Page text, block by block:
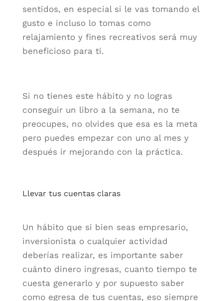
sentidos, en especial si le vas tomando el
gusto e incluso lo tomas como
relajamiento y fines recreativos será muy
beneficioso para ti.
Si no tienes este hábito y no logras
conseguir un libro a la semana, no te
preocupes, no olvides que esa es la meta
pero puedes empezar con uno al mes y
después ir mejorando con la práctica.
Llevar tus cuentas claras
Un hábito que si bien seas empresario,
inversionista o cualquier actividad
deberías realizar, es importante saber
cuánto dinero ingresas, cuanto tiempo te
cuesta generarlo y por supuesto saber
como egresa de tus cuentas, eso siempre